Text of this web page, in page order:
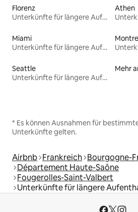
Florenz
Unterkünfte für längere Aufenthalte
Athen
Miami
Unterkünfte für längere Aufenthalte
Seattle
Unterkünfte für längere Aufenthalte
Mehr
* Es können Ausnahmen für
Unterkünfte gelten.
Airbnb Frankreich Bourgogne-
Département Haute-Saône
Fougerolles-Saint-Valbert
Unterkünfte für längere